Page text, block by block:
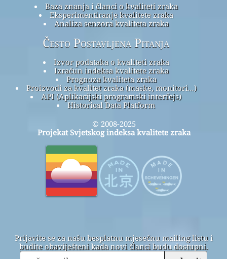
Baza znanja i članci o kvaliteti zraka
Eksperimentiranje kvalitete zraka
Analiza senzora kvaliteta zraka
Često Postavljena Pitanja
Izvor podataka o kvaliteti zraka
Izračun indeksa kvalitete zraka
Prognoza kvaliteta zraka
Proizvodi za kvalitet zraka (maske, monitori...)
API (Aplikacijski programski interfejs)
Historical Data Platform
© 2008-2025
Projekat Svjetskog indeksa kvalitete zraka
Prijavite se za našu besplatnu mjesečnu mailing listu i
budite obaviješteni kada novi članci budu dostupni.